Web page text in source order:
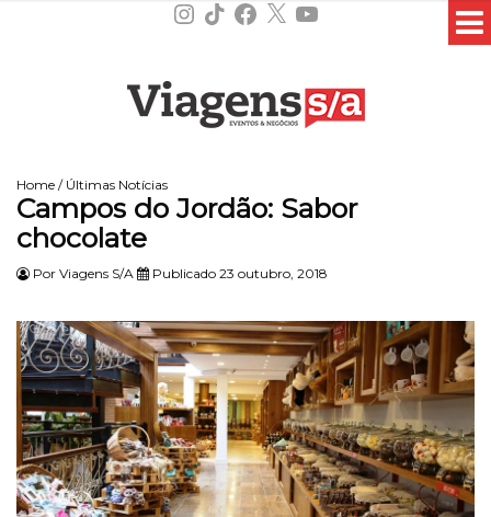
Instagram
TikTokFacebook
X YouTube
Home / Últimas Notícias
Campos do Jordão: Sabor
chocolate
Por Viagens S/A Publicado 23 outubro, 2018